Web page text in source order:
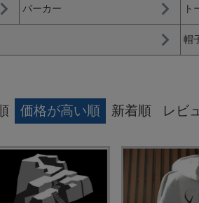
パーカー ト
帽
価格が高い順 新着順 レビ